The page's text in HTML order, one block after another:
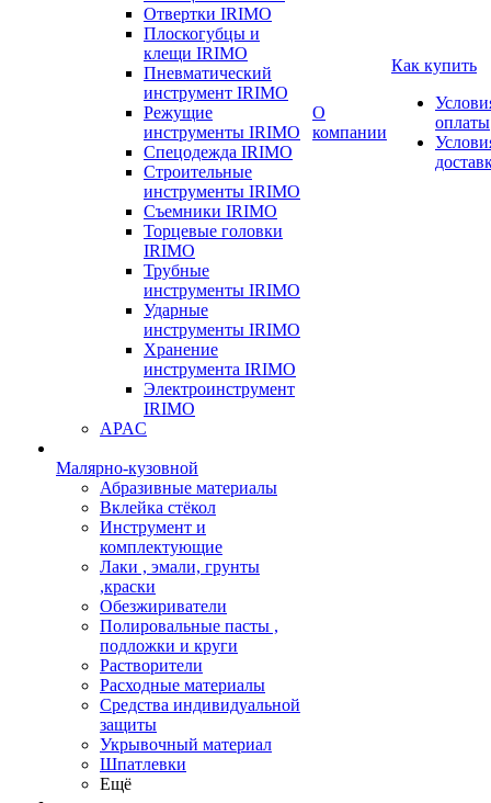
Отвертки IRIMO
Плоскогубцы и
клещи IRIMO
Пневматический
инструмент IRIMO
Режущие
инструменты IRIMO
Спецодежда IRIMO
Строительные
инструменты IRIMO
Съемники IRIMO
Торцевые головки
IRIMO
Трубные
инструменты IRIMO
Ударные
инструменты IRIMO
Хранение
инструмента IRIMO
Электроинструмент
IRIMO
APAC
Малярно-кузовной
Абразивные материалы
Вклейка стёкол
Инструмент и
комплектующие
Лаки , эмали, грунты
,краски
Обезжириватели
Полировальные пасты ,
подложки и круги
Растворители
Расходные материалы
Средства индивидуальной
защиты
Укрывочный материал
Шпатлевки
Ещё
О
компании
Как купить
оплаты